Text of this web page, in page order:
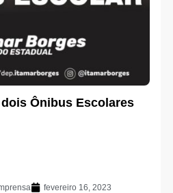
Ônibus Escolares
fevereiro 16, 2023